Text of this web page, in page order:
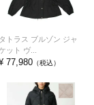
タトラス ブルゾン ジャ
ット ヴ...
77,980（税込）